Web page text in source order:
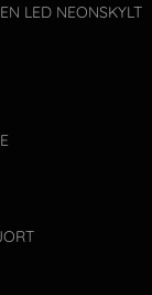
LED NEONSKYLT